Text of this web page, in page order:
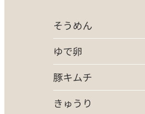
そうめん
ゆで卵
豚キムチ
きゅうり